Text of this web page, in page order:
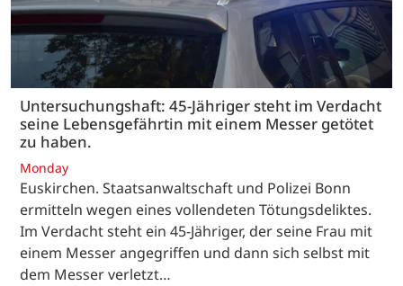
Untersuchungshaft: 45-Jähriger steht im Verdacht
seine Lebensgefährtin mit einem Messer getötet
zu haben.
Monday
Euskirchen. Staatsanwaltschaft und Polizei Bonn
ermitteln wegen eines vollendeten Tötungsdeliktes.
Im Verdacht steht ein 45-Jähriger, der seine Frau mit
einem Messer angegriffen und dann sich selbst mit
dem Messer verletzt…